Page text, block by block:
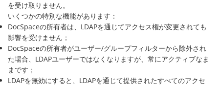
を受け取りません。
いくつかの特別な機能があります：
DocSpaceの所有者は、LDAPを通じてアクセス権が変更されても
影響を受けません；
DocSpaceの所有者がユーザー/グループフィルターから除外され
た場合、LDAPユーザーではなくなりますが、常にアクティブなま
まです；
LDAPを無効にすると、LDAPを通じて提供されたすべてのアクセ